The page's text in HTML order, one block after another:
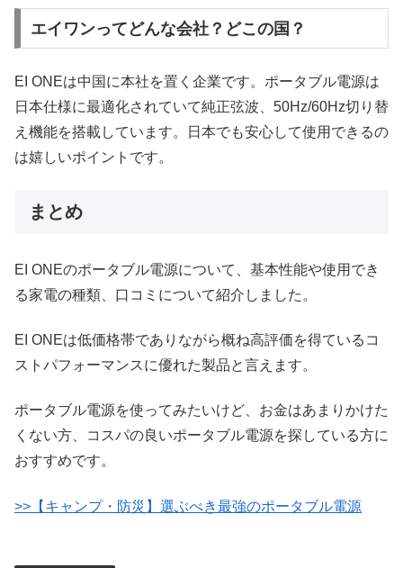
エイワンってどんな会社？どこの国？
EI ONEは中国に本社を置く企業です。ポータブル電源は
日本仕様に最適化されていて純正弦波、50Hz/60Hz切り替
え機能を搭載しています。日本でも安心して使用できるの
は嬉しいポイントです。
まとめ
EI ONEのポータブル電源について、基本性能や使用でき
る家電の種類、口コミについて紹介しました。
EI ONEは低価格帯でありながら概ね高評価を得ているコ
ストパフォーマンスに優れた製品と言えます。
ポータブル電源を使ってみたいけど、お金はあまりかけた
くない方、コスパの良いポータブル電源を探している方に
おすすめです。
>>【キャンプ・防災】選ぶべき最強のポータブル電源